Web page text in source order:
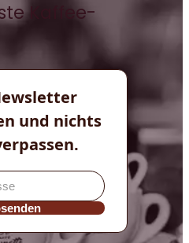
Kaffee-
und nichts